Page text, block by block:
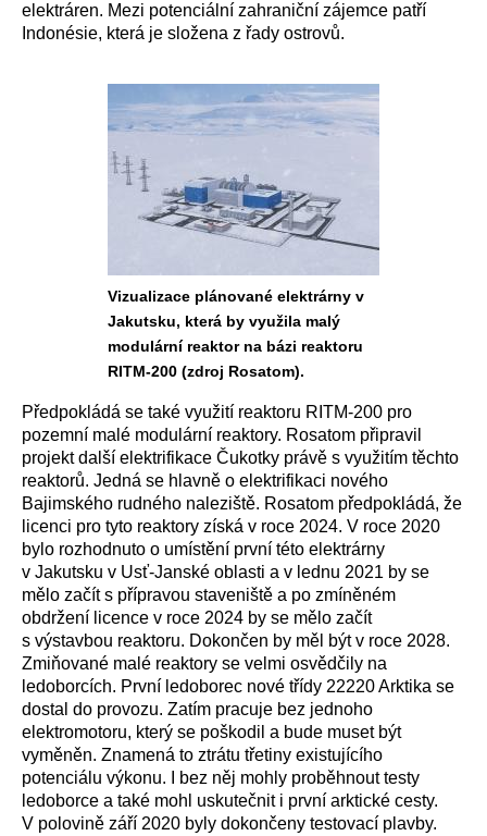
elektráren. Mezi potenciální zahraniční zájemce patří
Indonésie, která je složena z řady ostrovů.
Vizualizace plánované elektrárny v
Jakutsku, která by využila malý
modulární reaktor na bázi reaktoru
RITM-200 (zdroj Rosatom).
Předpokládá se také využití reaktoru RITM-200 pro
pozemní malé modulární reaktory. Rosatom připravil
projekt další elektrifikace Čukotky právě s využitím těchto
reaktorů. Jedná se hlavně o elektrifikaci nového
Bajimského rudného naleziště. Rosatom předpokládá, že
licenci pro tyto reaktory získá v roce 2024. V roce 2020
bylo rozhodnuto o umístění první této elektrárny
v Jakutsku v Usť-Janské oblasti a v lednu 2021 by se
mělo začít s přípravou staveniště a po zmíněném
obdržení licence v roce 2024 by se mělo začít
s výstavbou reaktoru. Dokončen by měl být v roce 2028.
Zmiňované malé reaktory se velmi osvědčily na
ledoborcích. První ledoborec nové třídy 22220 Arktika se
dostal do provozu. Zatím pracuje bez jednoho
elektromotoru, který se poškodil a bude muset být
vyměněn. Znamená to ztrátu třetiny existujícího
potenciálu výkonu. I bez něj mohly proběhnout testy
ledoborce a také mohl uskutečnit i první arktické cesty.
V polovině září 2020 byly dokončeny testovací plavby.